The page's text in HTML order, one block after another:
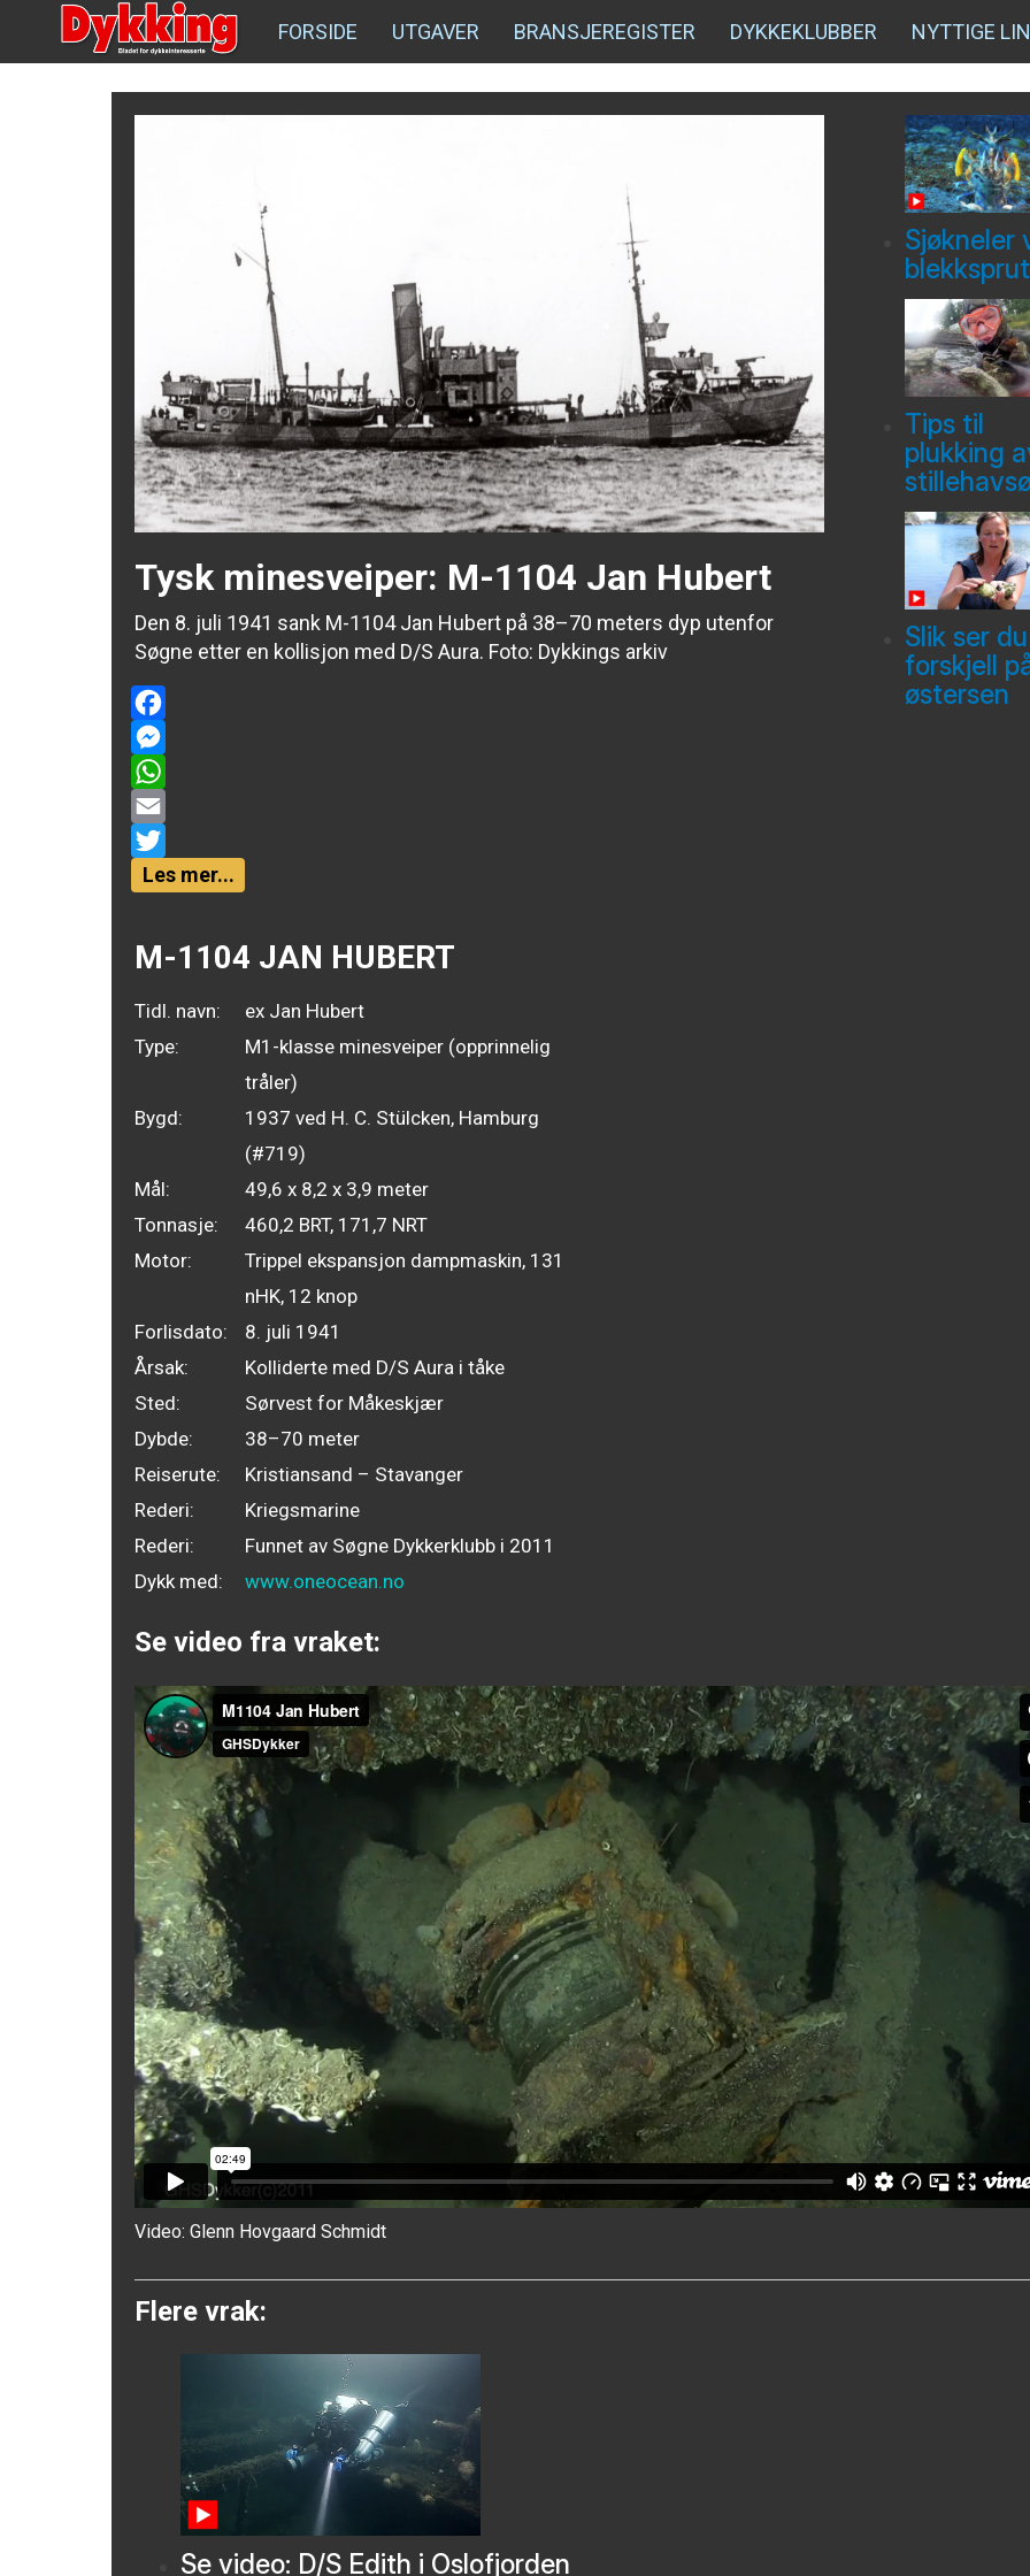
FORSIDE UTGAVER BRANSJEREGISTER DYKKEKLUBBER NYTTIGE
Tysk minesveiper: M-1104 Jan Hubert
Den 8. juli 1941 sank M-1104 Jan Hubert på 38–70 meters dyp utenfor
Søgne etter en kollisjon med D/S Aura. Foto: Dykkings arkiv
Facebook
Messenger
WhatsApp
Email
Twitter
Les mer...
Sjøkneler
blekksprut
Tips til
plukking
Slik ser du
forskjell
østersen
M-1104 JAN HUBERT
Tidl. navn:
ex Jan Hubert
Type:
M1-klasse minesveiper (opprinnelig
tråler)
Bygd:
1937 ved H. C. Stülcken, Hamburg
(#719)
Mål:
49,6 x 8,2 x 3,9 meter
Tonnasje:
460,2 BRT, 171,7 NRT
Motor:
Trippel ekspansjon dampmaskin, 131
nHK, 12 knop
Forlisdato:
8. juli 1941
Årsak:
Kolliderte med D/S Aura i tåke
Sted:
Sørvest for Måkeskjær
Dybde:
38–70 meter
Reiserute:
Kristiansand – Stavanger
Rederi:
Kriegsmarine
Rederi:
Funnet av Søgne Dykkerklubb i 2011
Dykk med:
www.oneocean.no
Se video fra vraket:
Video: Glenn Hovgaard Schmidt
Flere vrak:
Se video: D/S Edith i Oslofjorden